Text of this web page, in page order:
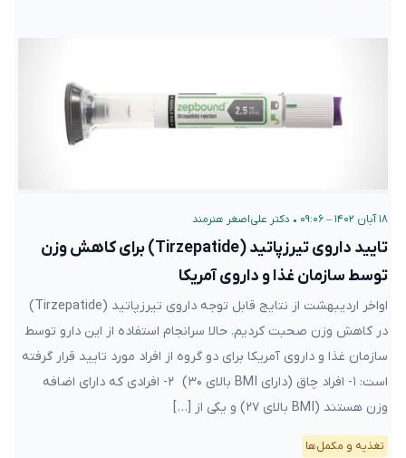
۱۸ آبان ۱۴۰۲ – ۰۹:۰۶ • دکتر علی‌اصغر هنرمند
تایید داروی تیرزپاتید (Tirzepatide) برای کاهش وزن
توسط سازمان غذا و داروی آمریکا
اواخر اردیبهشت از نتایج قابل توجه داروی تیرزپاتید (Tirzepatide)
در کاهش وزن صحبت کردیم. حالا سرانجام استفاده از این دارو توسط
سازمان غذا و داروی آمریکا برای دو گروه از افراد مورد تایید قرار گرفته
است: ۱- افراد چاق (دارای BMI بالای ۳۰) ۲- افرادی که دارای اضافه
وزن هستند (BMI بالای ۲۷) و یکی از […]
تغذیه و مکمل‌ها